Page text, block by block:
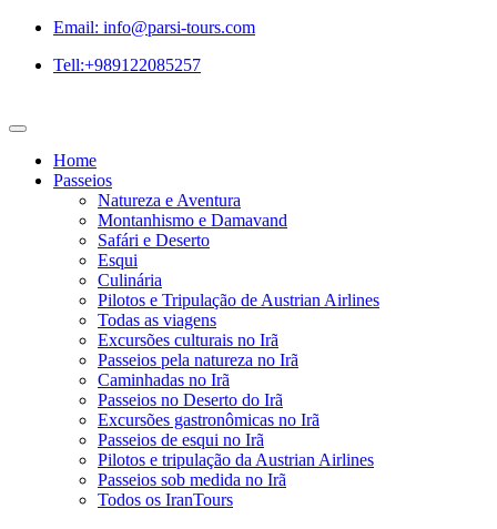
Email: info@parsi-tours.com
Tell:+989122085257
Home
Passeios
Natureza e Aventura
Montanhismo e Damavand
Safári e Deserto
Esqui
Culinária
Pilotos e Tripulação de Austrian Airlines
Todas as viagens
Excursões culturais no Irã
Passeios pela natureza no Irã
Caminhadas no Irã
Passeios no Deserto do Irã
Excursões gastronômicas no Irã
Passeios de esqui no Irã
Pilotos e tripulação da Austrian Airlines
Passeios sob medida no Irã
Todos os IranTours